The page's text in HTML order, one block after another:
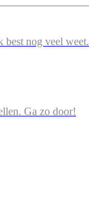
best nog veel weet.
Ga zo door!